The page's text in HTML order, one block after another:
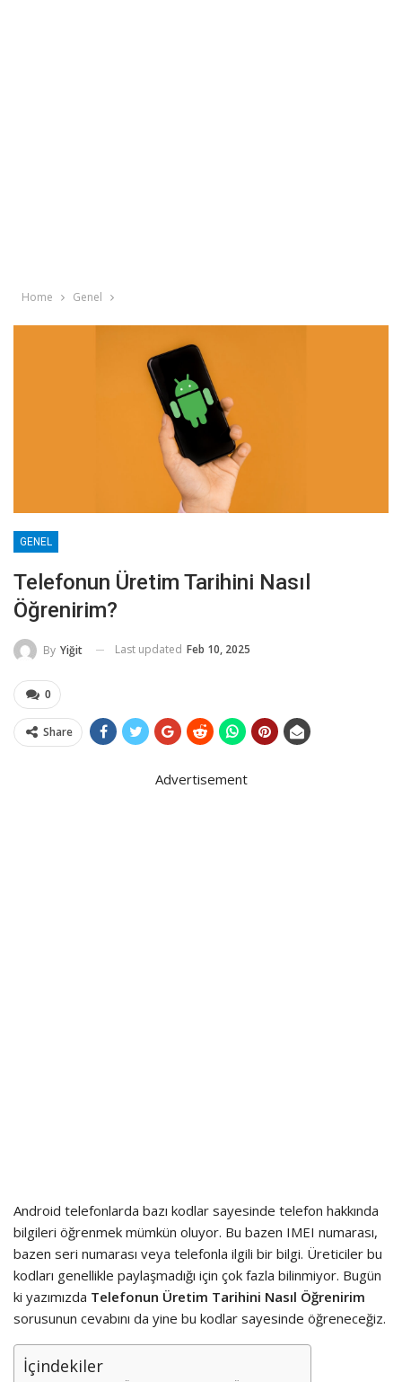
Home Genel
GENEL
Telefonun Üretim Tarihini Nasıl
Öğrenirim?
By Yiğit Last updated Feb 10, 2025
0
Share
Advertisement
Android telefonlarda bazı kodlar sayesinde telefon hakkında
bilgileri öğrenmek mümkün oluyor. Bu bazen IMEI numarası,
bazen seri numarası veya telefonla ilgili bir bilgi. Üreticiler bu
kodları genellikle paylaşmadığı için çok fazla bilinmiyor. Bugün
ki yazımızda Telefonun Üretim Tarihini Nasıl Öğrenirim
sorusunun cevabını da yine bu kodlar sayesinde öğreneceğiz.
İçindekiler